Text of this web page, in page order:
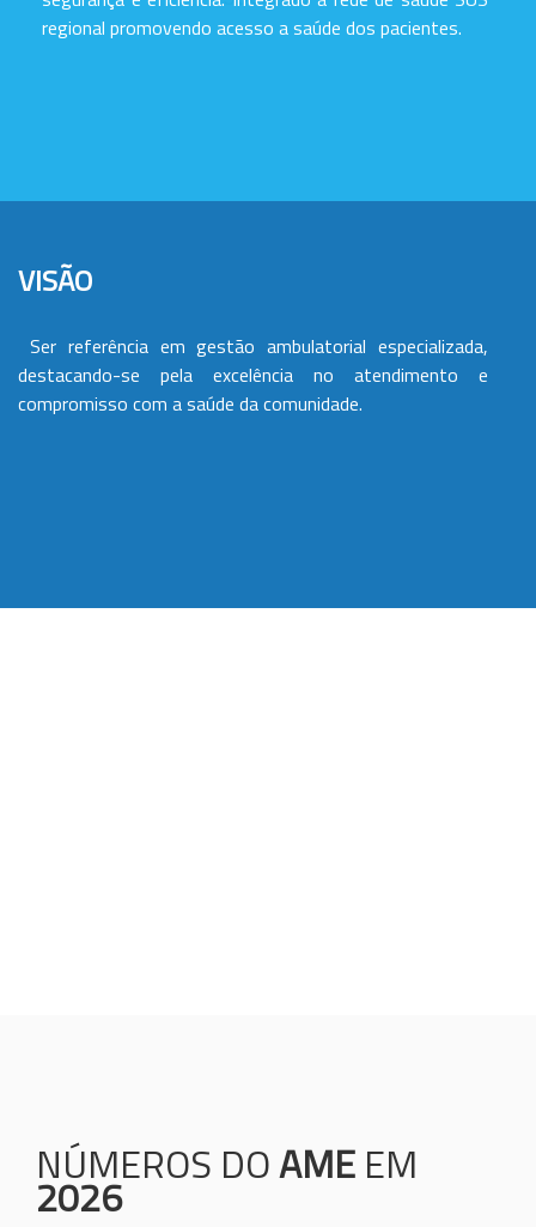
regional promovendo acesso a saúde dos pacientes.
VISÃO
Ser referência em gestão ambulatorial especializada,
destacando-se pela excelência no atendimento e
compromisso com a saúde da comunidade.
NÚMEROS DOAME EM
2026